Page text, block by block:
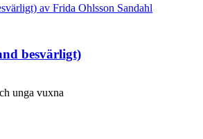
besvärligt)
unga vuxna